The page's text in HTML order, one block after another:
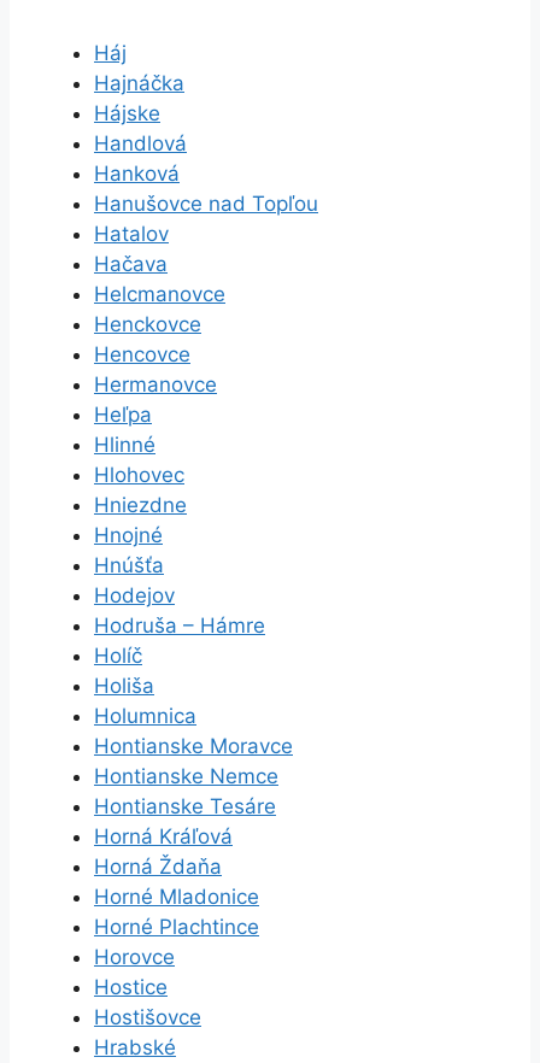
Háj
Hajnáčka
Hájske
Handlová
Hanková
Hanušovce nad Topľou
Hatalov
Hačava
Helcmanovce
Henckovce
Hencovce
Hermanovce
Heľpa
Hlinné
Hlohovec
Hniezdne
Hnojné
Hnúšťa
Hodejov
Hodruša – Hámre
Holíč
Holiša
Holumnica
Hontianske Moravce
Hontianske Nemce
Hontianske Tesáre
Horná Kráľová
Horná Ždaňa
Horné Mladonice
Horné Plachtince
Horovce
Hostice
Hostišovce
Hrabské